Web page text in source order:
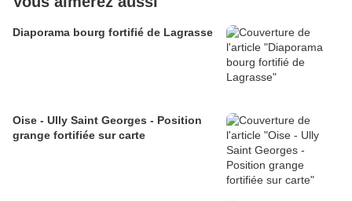
Diaporama bourg fortifié de Lagrasse
Oise - Ully Saint Georges - Position
grange fortifiée sur carte